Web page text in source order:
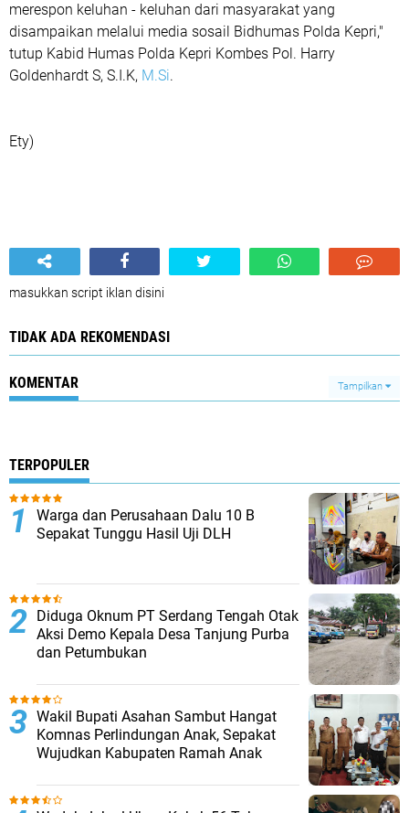
merespon keluhan - keluhan dari masyarakat yang
disampaikan melalui media sosail Bidhumas Polda Kepri,"
tutup Kabid Humas Polda Kepri Kombes Pol. Harry
Goldenhardt S, S.I.K, M.Si.
Ety)
masukkan script iklan disini
TIDAK ADA REKOMENDASI
KOMENTAR Tampilkan
TERPOPULER
Warga dan Perusahaan Dalu 10 B
Sepakat Tunggu Hasil Uji DLH
Diduga Oknum PT Serdang Tengah Otak
Aksi Demo Kepala Desa Tanjung Purba
dan Petumbukan
Wakil Bupati Asahan Sambut Hangat
Komnas Perlindungan Anak, Sepakat
Wujudkan Kabupaten Ramah Anak